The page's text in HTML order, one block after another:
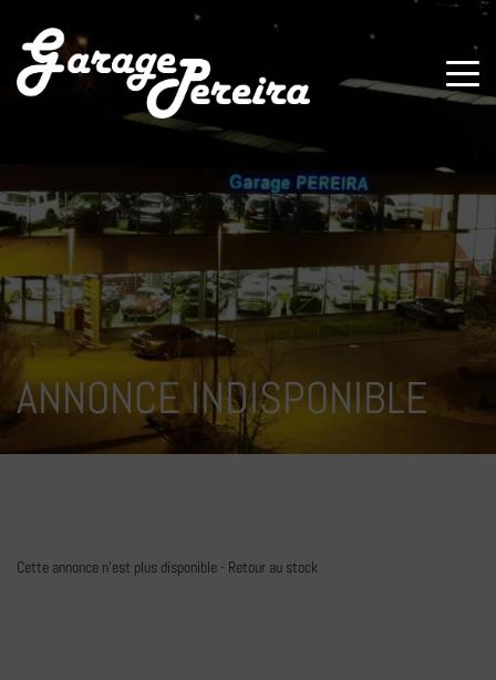
ANNONCE INDISPONIBLE
Cette annonce n'est plus disponible - Retour au stock
Paramètres avancés des cookies